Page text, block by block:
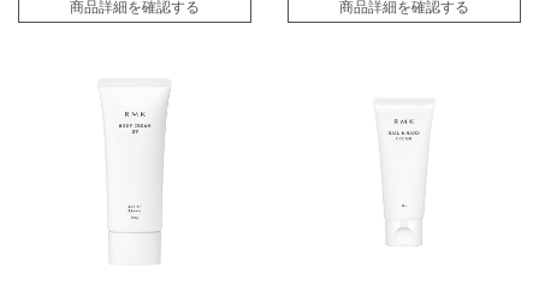
商品詳細を確認する 商品詳細を確認する